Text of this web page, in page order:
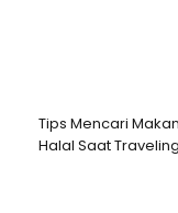
Tips Mencari
Halal Saat Traveling